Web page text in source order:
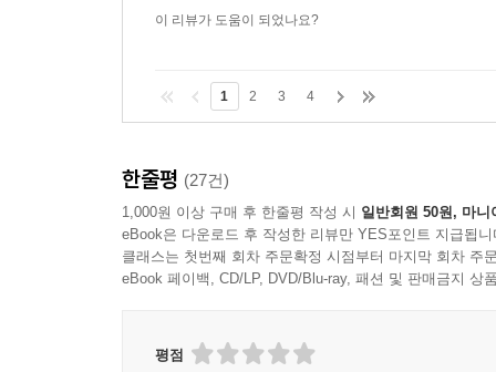
이 리뷰가 도움이 되었나요?
1 2 3 4
한줄평 (27건)
1,000원 이상 구매 후 한줄평 작성 시 일반회원 50원, 마니
eBook은 다운로드 후 작성한 리뷰만 YES포인트 지급됩니
클래스는 첫번째 회차 주문확정 시점부터 마지막 회차 주
eBook 페이백, CD/LP, DVD/Blu-ray, 패션 및 판매금지 상
평점